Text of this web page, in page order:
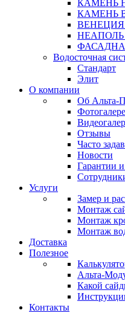
КАМЕНЬ
КАМЕНЬ
Водосточная
Стандарт
Элит
О компании
Об Альта-
Отзывы
Часто
Новости
Гарантии
Услуги
Замер и
Монтаж
Монтаж
Монтаж
Доставка
Полезное
Альта-
Какой
Контакты